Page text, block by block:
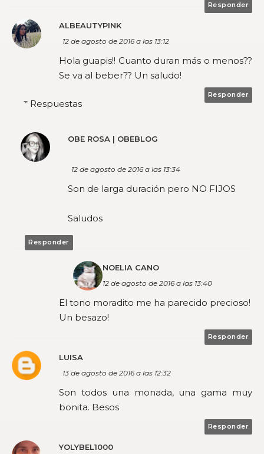
Responder
ALBEAUTYPINK
12 de agosto de 2016 a las 13:12
Hola guapis!! Cuanto duran más o menos??
Se va al beber?? Un saludo!
Responder
Respuestas
OBE ROSA | OBEBLOG
12 de agosto de 2016 a las 13:34
Son de larga duración pero NO FIJOS
Saludos
Responder
NOELIA CANO
12 de agosto de 2016 a las 13:40
El tono moradito me ha parecido precioso!
Un besazo!
Responder
LUISA
13 de agosto de 2016 a las 12:32
Son todos una monada, una gama muy
bonita. Besos
Responder
YOLYBEL1000